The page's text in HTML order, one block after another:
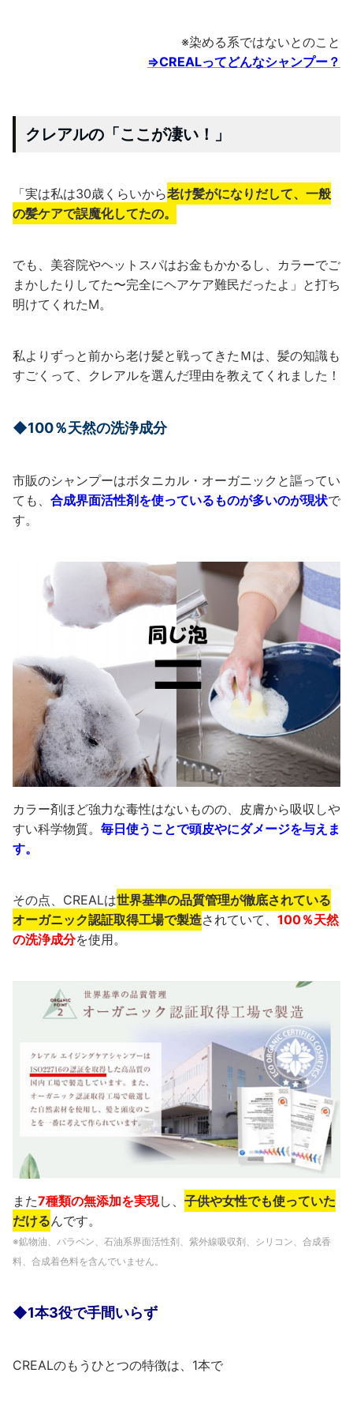
※染める系ではないとのこと
⇒CREALってどんなシャンプー？
クレアルの「ここが凄い！」
「実は私は30歳くらいから老け髪がになりだして、一般
の髪ケアで誤魔化してたの。
でも、美容院やヘットスパはお金もかかるし、カラーでご
まかしたりしてた〜完全にヘアケア難民だったよ」と打ち
明けてくれたM。
私よりずっと前から老け髪と戦ってきたＭは、髪の知識も
すごくって、クレアルを選んだ理由を教えてくれました！
◆100％天然の洗浄成分
市販のシャンプーはボタニカル・オーガニックと謳ってい
ても、 合成界面活性剤を使っているものが多いのが現状で
す。
カラー剤ほど強力な毒性はないものの、皮膚から吸収しや
すい科学物質。 毎日使うことで頭皮やにダメージを与えま
す。
その点、CREALは世界基準の品質管理が徹底されている
オーガニック認証取得工場で製造されていて、 100％天然
の洗浄成分を使用。
また7種類の無添加を実現し、 子供や女性でも使っていた
だけるんです。
※鉱物油、パラベン、石油系界面活性剤、紫外線吸収剤、シリコン、合成香
料、合成着色料を含んでいません。
◆1本3役で手間いらず
CREALのもうひとつの特徴は、1本で